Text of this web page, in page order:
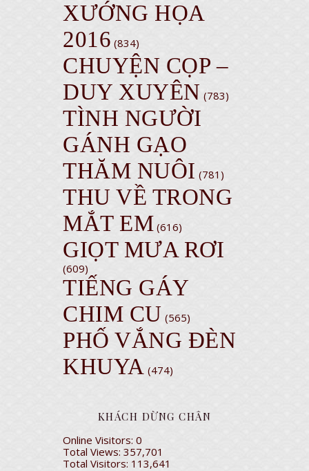
XƯỚNG HỌA
2016 (834)
CHUYỆN CỌP –
DUY XUYÊN (783)
TÌNH NGƯỜI
GÁNH GẠO
THĂM NUÔI (781)
THU VỀ TRONG
MẮT EM (616)
GIỌT MƯA RƠI
(609)
TIẾNG GÁY
CHIM CU (565)
PHỐ VẮNG ĐÈN
KHUYA (474)
KHÁCH DỪNG CHÂN
Online Visitors:0
Total Views:357,701
Total Visitors: 113,641